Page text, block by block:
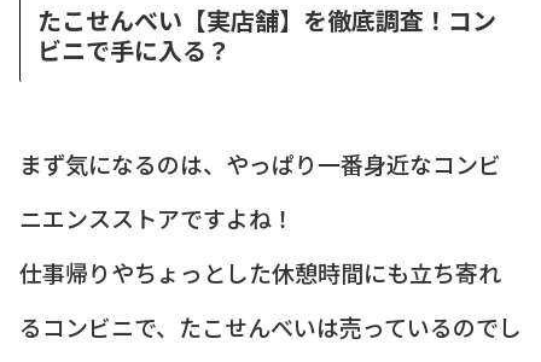
たこせんべい【実店舗】を徹底調査！コン
ビニで手に入る？
まず気になるのは、やっぱり一番身近なコンビ
ニエンスストアですよね！
仕事帰りやちょっとした休憩時間にも立ち寄れ
るコンビニで、たこせんべいは売っているのでし